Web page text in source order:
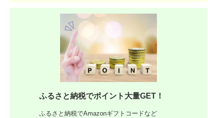
ふるさと納税でポイント大量GET！
ふるさと納税でAmazonギフトコードなど